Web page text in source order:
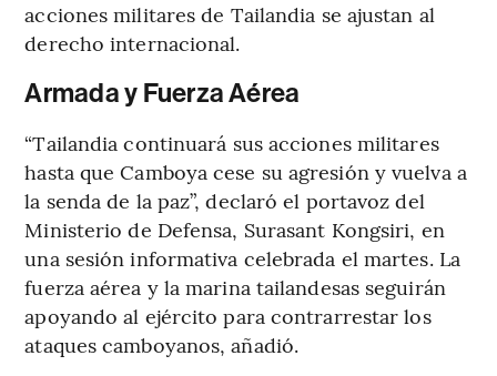
acciones militares de Tailandia se ajustan al
derecho internacional.
Armada y Fuerza Aérea
“Tailandia continuará sus acciones militares
hasta que Camboya cese su agresión y vuelva a
la senda de la paz”, declaró el portavoz del
Ministerio de Defensa, Surasant Kongsiri, en
una sesión informativa celebrada el martes. La
fuerza aérea y la marina tailandesas seguirán
apoyando al ejército para contrarrestar los
ataques camboyanos, añadió.